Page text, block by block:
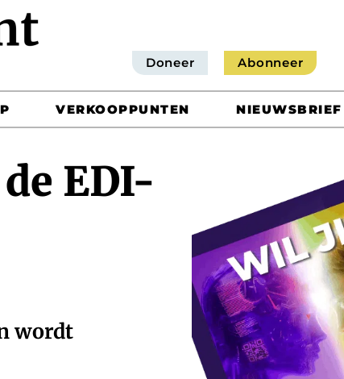
Doneer Abonneer
VERKOOPPUNTEN NIEUWSBRIEF
EDI-
wordt